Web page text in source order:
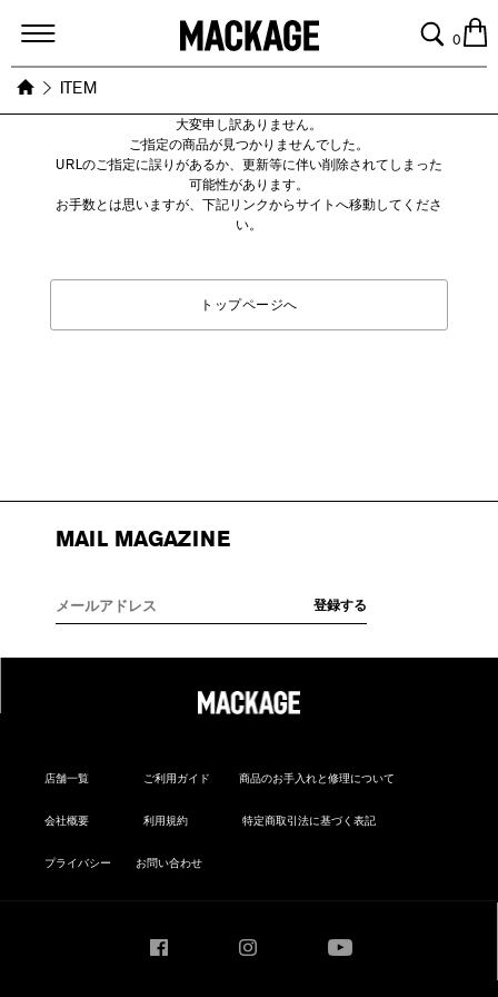
MACKAGE
0
ITEM
大変申し訳ありません。
ご指定の商品が見つかりませんでした。
URLのご指定に誤りがあるか、更新等に伴い削除されてしまった
可能性があります。
お手数とは思いますが、下記リンクからサイトへ移動してくださ
い。
トップページへ
MAIL MAGAZINE
店舗一覧 ご利用ガイド 商品のお手入れと修理について
会社概要 利用規約 特定商取引法に基づく表記
プライバシー お問い合わせ
Instagram